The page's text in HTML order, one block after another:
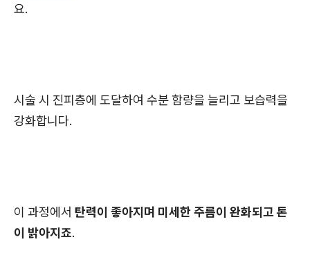
요.
시술 시 진피층에 도달하여 수분 함량을 늘리고 보습력을
강화합니다.
이 과정에서 탄력이 좋아지며 미세한 주름이 완화되고 톤
이 밝아지죠.